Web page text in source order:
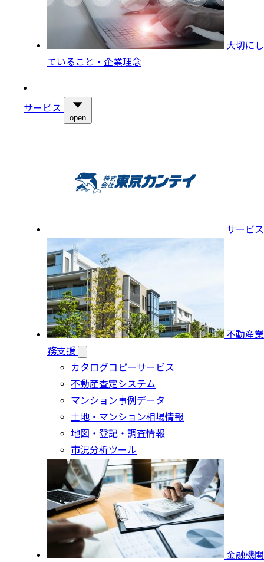
大切にし
ていること・企業理念
サービス
open
サービス
不動産業
務支援
カタログコピーサービス
不動産査定システム
マンション事例データ
土地・マンション相場情報
地図・登記・調査情報
市況分析ツール
金融機関